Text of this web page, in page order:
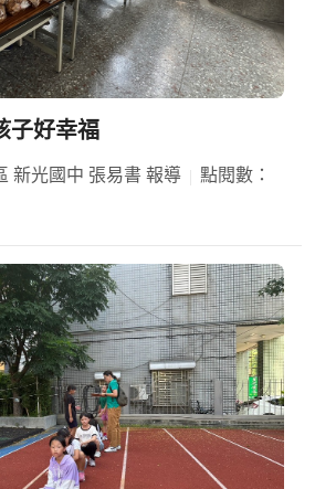
子好幸福
新光國中 張易書 報導
點閱數：